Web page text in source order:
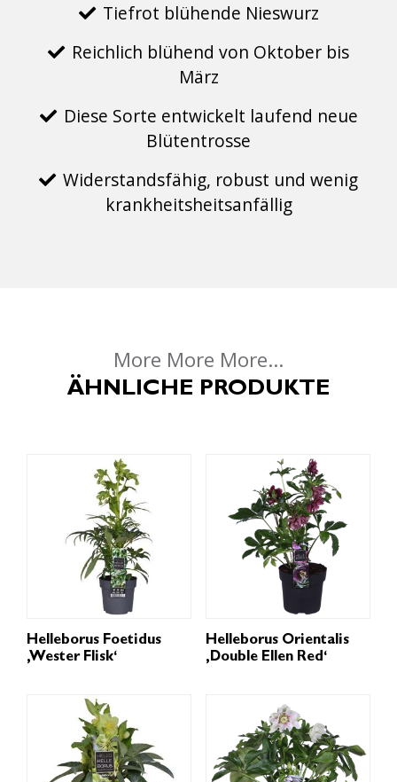
Tiefrot blühende Nieswurz
Reichlich blühend von Oktober bis
März
Diese Sorte entwickelt laufend neue
Blütentrosse
Widerstandsfähig, robust und wenig
krankheitsheitsanfällig
More More More...
ÄHNLICHE PRODUKTE
Helleborus Foetidus
‚Wester Flisk‘
Helleborus Orientalis
‚Double Ellen Red‘